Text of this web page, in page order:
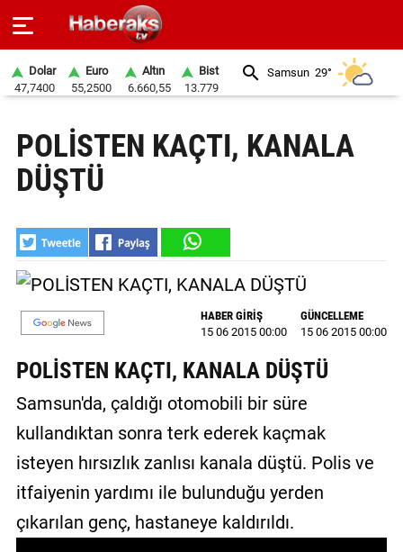
SPOR
YAŞAM
EKONOMİ
BELEDİYELER
SAĞLIK
GALERİ
VİDEO
YAZARLAR
BİZE
Dolar
47,7400
Euro
55,2500
Altın
6.660,55
Bist
13.779
Samsun 29°
POLİSTEN KAÇTI, KANALA
DÜŞTÜ
HABER GİRİŞ
15 06 2015 00:00
GÜNCELLEME
15 06 2015 00:00
POLİSTEN KAÇTI, KANALA DÜŞTÜ
Samsun'da, çaldığı otomobili bir süre
kullandıktan sonra terk ederek kaçmak
isteyen hırsızlık zanlısı kanala düştü. Polis ve
itfaiyenin yardımı ile bulunduğu yerden
çıkarılan genç, hastaneye kaldırıldı.